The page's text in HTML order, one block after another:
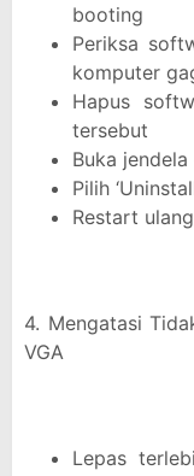
booting
Periksa
komputer
Hapus
tersebut
Buka
Pilih
Restart
4. Mengatasi
VGA
Lepas